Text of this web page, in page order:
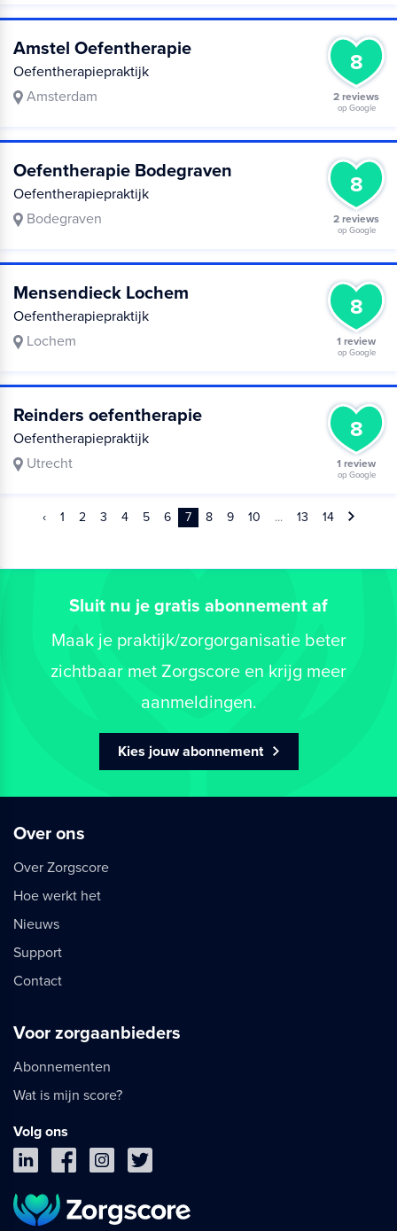
Amstel Oefentherapie
Oefentherapiepraktijk
Amsterdam
8
2 reviews
op Google
Oefentherapie Bodegraven
Oefentherapiepraktijk
Bodegraven
8
2 reviews
op Google
Mensendieck Lochem
Oefentherapiepraktijk
Lochem
8
1 review
op Google
Reinders oefentherapie
Oefentherapiepraktijk
Utrecht
8
1 review
op Google
‹ 1 2 3 4 5 6 7 8 9 10 ... 13 14
Sluit nu je gratis abonnement af
Maak je praktijk/zorgorganisatie beter
zichtbaar met Zorgscore en krijg meer
aanmeldingen.
Kies jouw abonnement
Over ons
Over Zorgscore
Hoe werkt het
Nieuws
Support
Contact
Voor zorgaanbieders
Abonnementen
Wat is mijn score?
Volg ons